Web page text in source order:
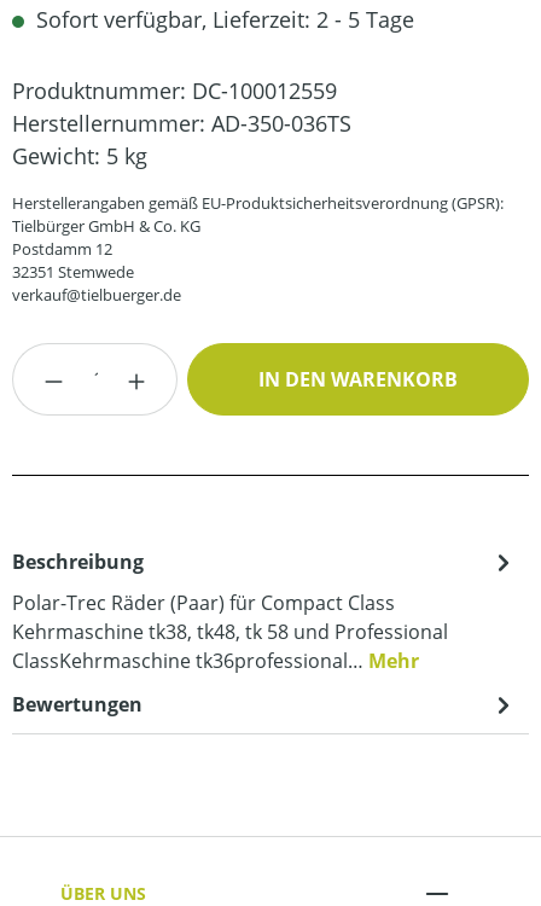
Sofort verfügbar, Lieferzeit: 2 - 5 Tage
Produktnummer: DC-100012559
Herstellernummer: AD-350-036TS
Gewicht: 5 kg
Herstellerangaben gemäß EU-Produktsicherheitsverordnung (GPSR):
Tielbürger GmbH & Co. KG
Postdamm 12
32351 Stemwede
verkauf@tielbuerger.de
Produkt Anzahl: Gib den gewünschten
IN DEN WARENKORB
Beschreibung
Polar-Trec Räder (Paar) für Compact Class
Kehrmaschine tk38, tk48, tk 58 und Professional
ClassKehrmaschine tk36professional… Mehr
Bewertungen
ÜBER UNS